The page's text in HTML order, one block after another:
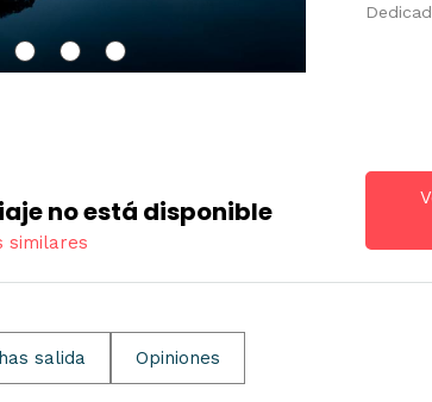
no está disponible
similares
salida Opiniones